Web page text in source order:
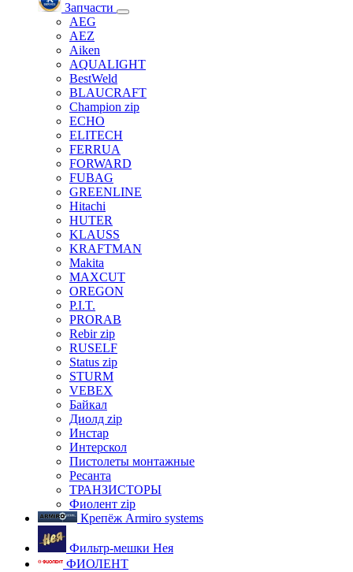
Запчасти
AEG
AEZ
Aiken
AQUALIGHT
BestWeld
BLAUCRAFT
Champion zip
ECHO
ELITECH
FERRUA
FORWARD
FUBAG
GREENLINE
Hitachi
HUTER
KLAUSS
KRAFTMAN
Makita
MAXCUT
OREGON
P.I.T.
PRORAB
Rebir zip
RUSELF
Status zip
STURM
VEBEX
Байкал
Диолд zip
Инстар
Интерскол
Пистолеты монтажные
Ресанта
ТРАНЗИСТОРЫ
Фиолент zip
Крепёж Armiro systems
Фильтр-мешки Нея
ФИОЛЕНТ